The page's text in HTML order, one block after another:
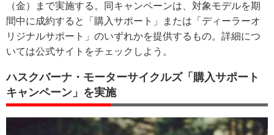
（金）まで実施する。同キャンペーンは、対象モデルを期
間中に成約すると「購入サポート」または「ディーラーオ
リジナルサポート」のいずれかを提供するもの。詳細につ
いては公式サイトをチェックしよう。
ハスクバーナ・モーターサイクルズ「購入サポート
キャンペーン」を実施